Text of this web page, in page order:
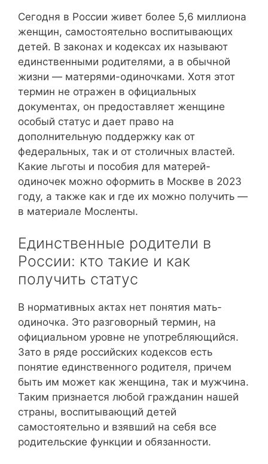
Сегодня в России живет более 5,6 миллиона
женщин, самостоятельно воспитывающих
детей. В законах и кодексах их называют
единственными родителями, а в обычной
жизни — матерями-одиночками. Хотя этот
термин не отражен в официальных
документах, он предоставляет женщине
особый статус и дает право на
дополнительную поддержку как от
федеральных, так и от столичных властей.
Какие льготы и пособия для матерей-
одиночек можно оформить в Москве в 2023
году, а также как и где их можно получить —
в материале Мосленты.
Единственные родители в
России: кто такие и как
получить статус
В нормативных актах нет понятия мать-
одиночка. Это разговорный термин, на
официальном уровне не употребляющийся.
Зато в ряде российских кодексов есть
понятие единственного родителя, причем
быть им может как женщина, так и мужчина.
Таким признается любой гражданин нашей
страны, воспитывающий детей
самостоятельно и взявший на себя все
родительские функции и обязанности.